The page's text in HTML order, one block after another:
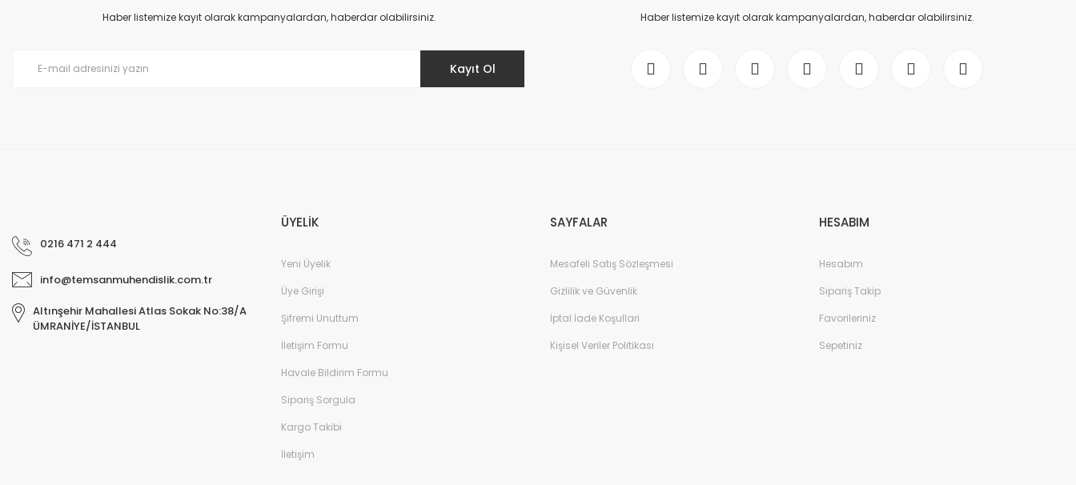
Ürün açıklamasında eksik bilgiler bulunuyor.
Haber listemize kayıt olarak kampanyalardan, haberdar olabilirsiniz.
Kayıt Ol
Haber listemize kayıt olarak kampanyalardan, haberdar olabilirsiniz.
0216 471 2 444
info@temsanmuhendislik.com.tr
Altınşehir Mahallesi Atlas Sokak No:38/A
ÜMRANİYE/İSTANBUL
ÜYELİK
Yeni Üyelik
Üye Girişi
Şifremi Unuttum
İletişim Formu
Havale Bildirim Formu
Sipariş Sorgula
Kargo Takibi
İletişim
SAYFALAR
Mesafeli Satış Sözleşmesi
Gizlilik ve Güvenlik
İptal İade Koşullari
Kişisel Veriler Politikası
HESABIM
Hesabım
Sipariş Takip
Favorileriniz
Sepetiniz